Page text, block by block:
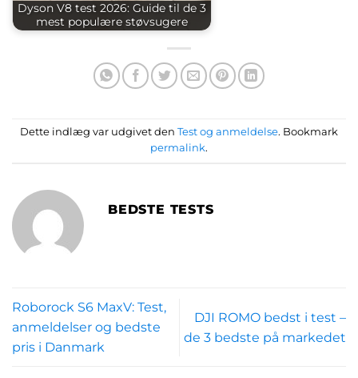
Dyson V8 test 2026: Guide til de 3
mest populære støvsugere
Dette indlæg var udgivet den Test og anmeldelse. Bookmark
permalink.
BEDSTE TESTS
Roborock S6 MaxV: Test,
anmeldelser og bedste
pris i Danmark
DJI ROMO bedst i test –
de 3 bedste på markedet